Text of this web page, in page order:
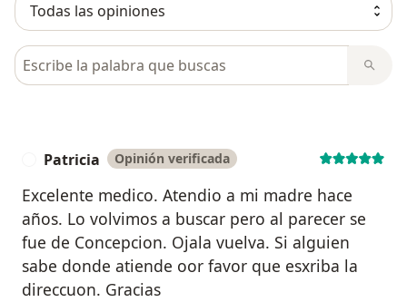
Busca en opiniones
Patricia Opinión verificada
Excelente medico. Atendio a mi madre hace
años. Lo volvimos a buscar pero al parecer se
fue de Concepcion. Ojala vuelva. Si alguien
sabe donde atiende oor favor que esxriba la
direccuon. Gracias